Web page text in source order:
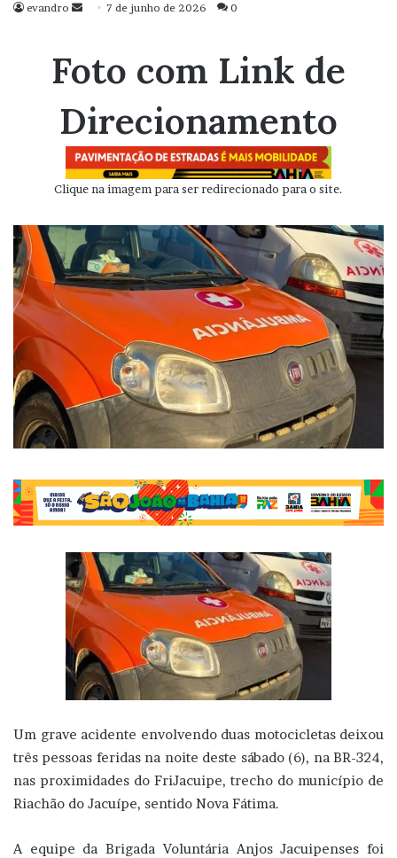
evandro
Mande
mail
7 de junho de 2026 0
Foto com Link de
Direcionamento
Clique na imagem para ser redirecionado para o site.
Um grave acidente envolvendo duas motocicletas deixou
três pessoas feridas na noite deste sábado (6), na BR-324,
nas proximidades do FriJacuipe, trecho do município de
Riachão do Jacuípe, sentido Nova Fátima.
A equipe da Brigada Voluntária Anjos Jacuipenses foi